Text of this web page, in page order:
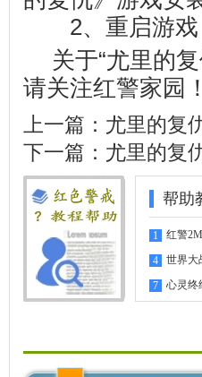
2、重启游戏
关于“尤里的
请关注红警家园 ！
上一篇： 尤里的复
下一篇： 尤里的复
帮助
1
红警
指南
4 世界大
7 心灵终